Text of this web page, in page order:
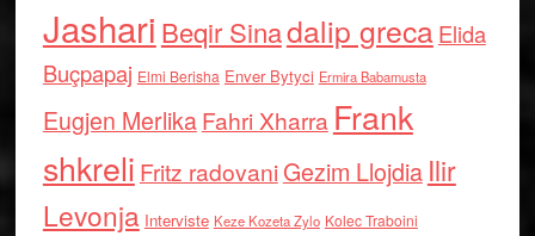
Jashari Beqir Sinadalip grecaElida
Buçpapaj Elmi Berisha Enver Bytyci Ermira Babamusta
Eugjen MerlikaFahri Xharra Frank
shkreli Fritz radovaniGezim Llojdia Ilir
Levonja Interviste Keze Kozeta Zylo Kolec Traboini